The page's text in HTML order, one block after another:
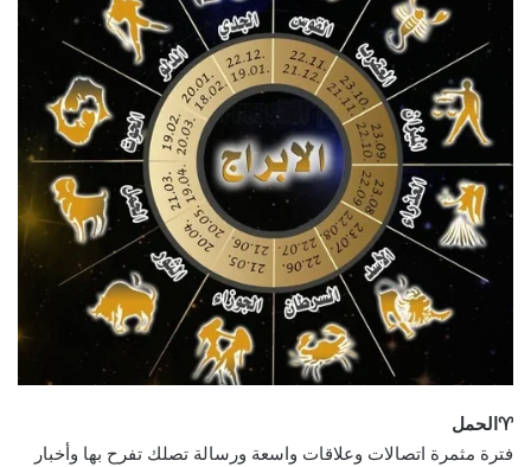
♈الحمل
فترة مثمرة اتصالات وعلاقات واسعة ورسالة تصلك تفرح بها وأخبار